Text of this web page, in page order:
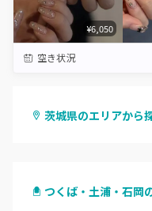
¥6,050
空き状況
茨城県のエリアから
つくば・土浦・石岡